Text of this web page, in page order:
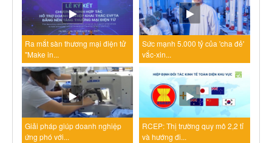
Ra mắt sàn thương mại điện tử
"Make in...
Sức mạnh 5.000 tỷ của 'cha đẻ'
vắc-xin...
Giải pháp giúp doanh nghiệp
ứng phó với...
RCEP: Thị trường quy mô 2,2 tỉ
và hướng đi...